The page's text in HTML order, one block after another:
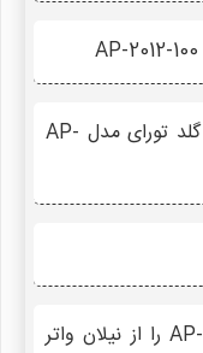
نکات مهم در استفاده از فیلتر ممبران گلد تورای مدل AP-
چرا فیلتر ممبران گلد تورای AP-2012-100 را از نیلان واتر